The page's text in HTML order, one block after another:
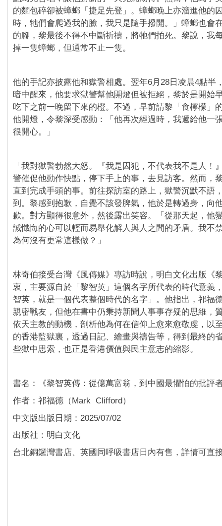
的麵包碎卻被蟑螂「捷足先登」。蟑螂晚上亦溜進他的
時，牠們會爬過我的臉，我只是隨手撥開。」蟑螂也會
的腳，黎最後不得不中斷祈禱，將牠們拍死。黎說，我
掉一隻蟑螂，但通常不止一隻。
他的手記亦披露他和獄警相處。翌年6月28日凌晨4點半
暗中醒來，他要求獄警幫他開燈但被拒絕，黎於是開始
吃下之前一晚留下來的橙。不過，早前請黎「食檸檬」
他開燈，令黎深受感動：「他再次經過時，我遞給他一
很開心。」
「我對獄警勃然大怒。『我是囚犯，不代表我不是人！
警催促他動作快點，停下手上的事，去見訪客。然而，
直到完成手頭的事。前往探訪室的路上，獄警沉默不語
到。黎感到抱歉，自覺不該發脾氣，他於是轉過身，向
歉。對方顯得很意外，然後露出笑容。「從那天起，他
誠懺悔的心可以輕而易舉化解人與人之間的矛盾。我不
為何沒有更常這樣做？」
林奇伯接受台灣《風傳媒》專訪時說，明白文化出版《
衷，主要源自於「黎智英」這個名字所代表的時代意義
智英，就是一個代表整個時代的名字」。他指出，祁福
親密戰友，但他在書中仍秉持新聞人事事存疑的思維，
依天主教的動機，剖析他為何在信仰上愈來愈敬虔，以
的香港監獄裏，透過日記、繪畫與禱告等，得到最終的
些獄中思索，也正是香港價值與民主意志的縮影。
書名：《黎智英傳：從億萬富翁，到中國最懼怕的批評
作者：祁福德（Mark Clifford）
中文版出版日期：2025/07/02
出版社：明白文化
台北銅鑼灣書店、英國同呼吸書店日內有售，詳情可直